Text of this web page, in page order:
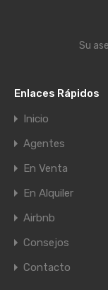
Su
Enlaces Rápidos
Inicio
Agentes
En Venta
En Alquiler
Airbnb
Consejos
Contacto